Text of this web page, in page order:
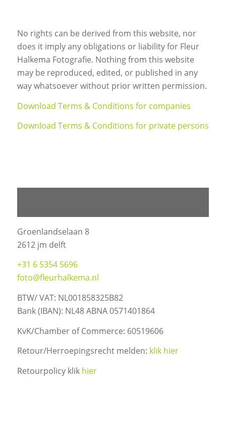
No rights can be derived from this website, nor
does it imply any obligations or liability for Fleur
Halkema Fotografie. Nothing from this website
may be reproduced, edited, or published in any
way whatsoever without prior written permission.
Download Terms & Conditions for companies
Download Terms & Conditions for private persons
Groenlandselaan 8
2612 jm delft
+31 6 5354 5696
foto@fleurhalkema.nl
BTW/ VAT: NL001858325B82
Bank (IBAN): NL48 ABNA 0571401864
KvK/Chamber of Commerce: 60519606
Retour/Herroepingsrecht melden: klik hier
Retourpolicy klik hier